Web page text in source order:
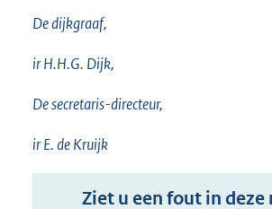
De dijkgraaf,
ir H.H.G. Dijk,
De secretaris-directeur,
ir E. de Kruijk
Ziet u een fout in deze